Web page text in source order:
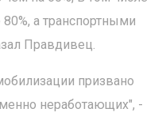
а транспортными
Правдивец.
призвано
неработающих", -